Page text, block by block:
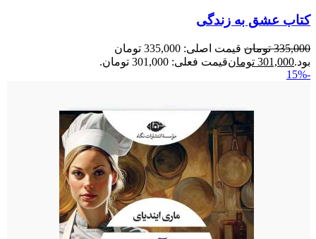
کتاب عشق به زندگی
335,000 تومان
قیمت اصلی: 335,000 تومان
بود.301,000 تومانقیمت فعلی: 301,000 تومان.
-15%